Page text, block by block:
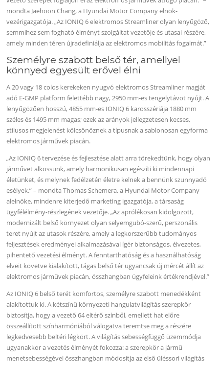
mondta Jaehoon Chang, a Hyundai Motor Company elnök-
vezérigazgatója. „Az IONIQ 6 elektromos Streamliner olyan lenyűgöző,
semmihez sem fogható élményt szolgáltat vezetője és utasai részére,
amely minden téren újradefiniálja az elektromos mobilitás fogalmát.”
Személyre szabott belső tér, amellyel
könnyed egyesült erővel élni
A 20 vagy 18 colos kerekeken nyugvó elektromos Streamliner magját
adó E-GMP platform felettébb nagy, 2950 mm-es tengelytávot nyújt. A
lenyűgözően hosszú, 4855 mm-es IONIQ 6 karosszériája 1880 mm
széles és 1495 mm magas; ezek az arányok jellegzetesen kecses,
stílusos megjelenést kölcsönöznek a típusnak a sablonosan egyforma
elektromos járművek piacán.
„Az IONIQ 6 tervezése és fejlesztése alatt arra törekedtünk, hogy olyan
járművet alkossunk, amely harmonikusan egészíti ki mindennapi
életünket, és melynek fedélzetén életre kelnek a bennünk szunnyadó
esélyek.” – mondta Thomas Schemera, a Hyundai Motor Company
alelnöke, mindenre kiterjedő marketing igazgatója, a társaság
ügyfélélmény-részlegének vezetője. „Az aprólékosan kidolgozott,
modernizált belső környezet olyan selyemgubó-szerű, perszonális
teret nyújt az utasok részére, amely a legkorszerűbb tudományos
feljesztések eredményei alkalmazásával ígér biztonságos, élvezetes,
pihentető vezetési élményt. A fenntarthatóság és a használhatóság
elveit követve kialakított, tágas belső tér ugyancsak új mércét állít az
elektromos járművek piacán, összhangban ügyfeleink értékrendjével.”
Az IONIQ 6 belső terét komfortos, személyre szabott menedékként
alakítottuk ki. A kétszínű környezeti hangulatvilágítás szerepkör
biztosítja, hogy a vezető 64 eltérő színből, emellett hat előre
összeállított színharmóniából válogatva teremtse meg a részére
legkedvesebb beltéri légkört. A világítás sebességfüggő üzemmódja
ugyanakkor a vezetés élményét fokozza: a szerepkör a jármű
menetsebességével összhangban módosítja az első üléssori világítás